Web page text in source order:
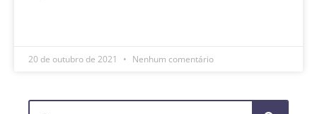
20 de outubro de 2021 Nenhum comentário